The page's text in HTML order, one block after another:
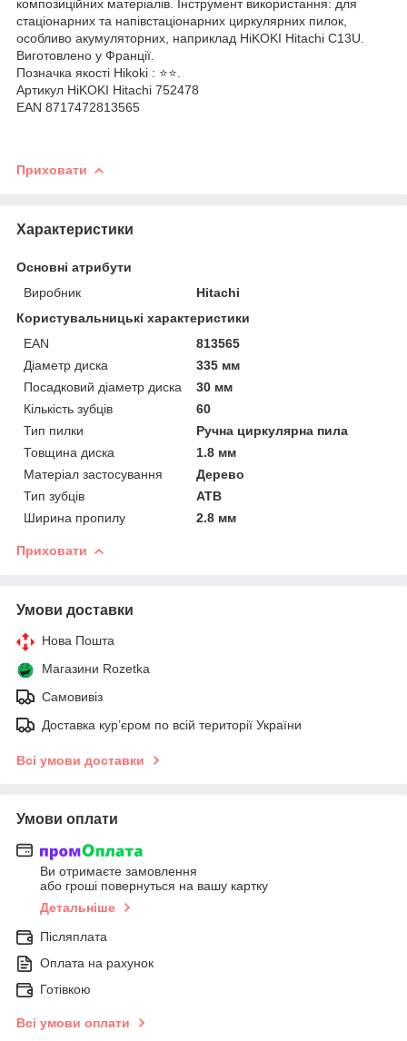
композиційних матеріалів. Інструмент використання: для
стаціонарних та напівстаціонарних циркулярних пилок,
особливо акумуляторних, наприклад HiKOKI Hitachi C13U.
Виготовлено у Франції.
Позначка якості Hikoki : ⭐️⭐️.
Артикул HiKOKI Hitachi 752478
EAN 8717472813565
Приховати
Характеристики
Основні атрибути
Виробник
Hitachi
Користувальницькі характеристики
EAN
813565
Діаметр диска
335 мм
Посадковий діаметр диска
30 мм
Кількість зубців
60
Тип пилки
Ручна циркулярна пила
Товщина диска
1.8 мм
Матеріал застосування
Дерево
Тип зубців
АТВ
Ширина пропилу
2.8 мм
Приховати
Умови доставки
Нова Пошта
Магазини Rozetka
Самовивіз
Доставка кур’єром по всій території України
Всі умови доставки
Умови оплати
Ви отримаєте замовлення
або гроші повернуться на вашу картку
Детальніше
Післяплата
Оплата на рахунок
Готівкою
Всі умови оплати